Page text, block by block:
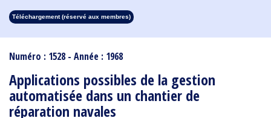
Numéro : 1528 - Année : 1968
Applications possibles de la gestion
automatisée dans un chantier de
réparation navales
1913
1912 1911 1910 1909 1908
Téléchargement (réservé aux membres)